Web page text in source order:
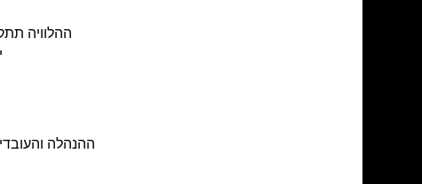
ההלוויה תתקיים ביום א', 21.6.15, בשעה
ההנהלה